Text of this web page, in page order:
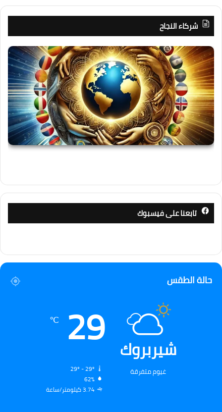
شركاء النجاح
تابعنا على فيسبوك
حالة الطقس
شيربروك
غيوم متفرقة
29
℃
62%
3.74 كيلومتر/ساعة